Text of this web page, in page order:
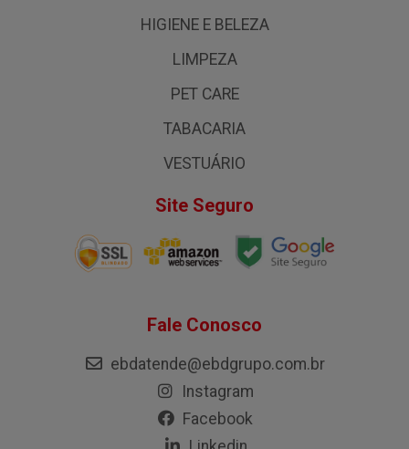
HIGIENE E BELEZA
LIMPEZA
PET CARE
TABACARIA
VESTUÁRIO
Site Seguro
Fale Conosco
ebdatende@ebdgrupo.com.br
Instagram
Facebook